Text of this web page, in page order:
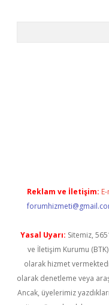
Reklam ve İletişim:
Yasal Uyarı: Sitemiz,
ve İletişim Kurumu
olarak hizmet
olarak denetleme veya
Ancak, üyelerimiz